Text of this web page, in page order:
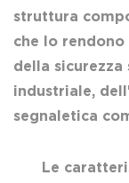
struttura
che lo
della
industriale,
segnaletica
Le